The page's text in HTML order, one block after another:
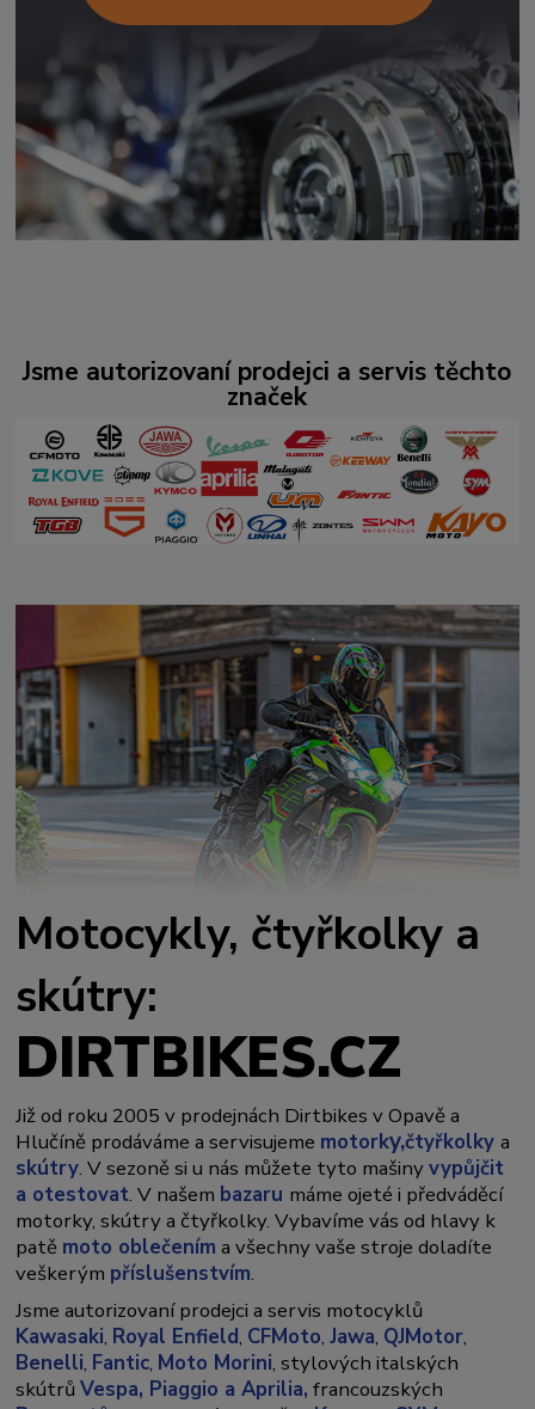
Jsme autorizovaní prodejci a servis těchto
značek
Motocykly, čtyřkolky a
skútry:
DIRTBIKES.CZ
Již od roku 2005 v prodejnách Dirtbikes v Opavě a
Hlučíně prodáváme a servisujeme motorky,čtyřkolkya
skútry. V sezoně si u nás můžete tyto mašinyvypůjčit
a otestovat. V našem bazaru máme ojeté i předváděcí
motorky, skútry a čtyřkolky. Vybavíme vás od hlavy k
patě moto oblečením a všechny vaše stroje doladíte
veškerým příslušenstvím.
Jsme autorizovaní prodejci a servis motocyklů
Kawasaki, Royal Enfield, CFMoto,Jawa, QJMotor,
Benelli, Fantic, Moto Morini, stylových italských
skútrůVespa, Piaggio a Aprilia, francouzských